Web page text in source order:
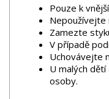
Pouze k
Nepoužívejte
Zamezte
V případě
Uchovávejte
U malých
osoby.